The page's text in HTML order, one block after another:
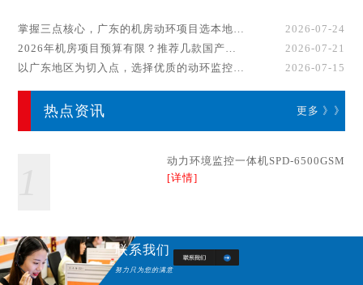
掌握三点核心，广东的机房动环项目选本地厂家事半功倍！
2026-07-24
2026年机房项目预算有限？推荐几款国产动环监控系统品牌
2026-07-21
以广东地区为切入点，选择优质的动环监控系统厂家
2026-07-15
热点资讯 更多 》》
动力环境监控一体机SPD-6500GSM
[详情]
联系我们
努力只为您的满意